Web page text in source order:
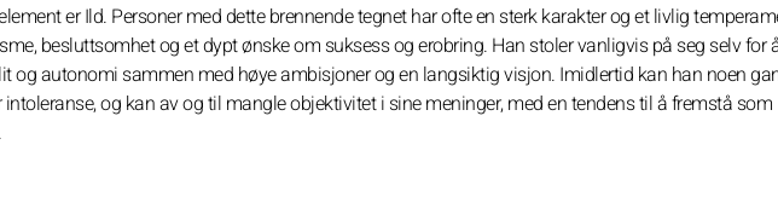
er Ild. Personer med dette brennende tegnet har ofte en sterk karakter og et livlig
besluttsomhet og et dypt ønske om suksess og erobring. Han stoler vanligvis på seg selv for
og autonomi sammen med høye ambisjoner og en langsiktig visjon. Imidlertid kan han noen
og kan av og til mangle objektivitet i sine meninger, med en tendens til å fremstå som